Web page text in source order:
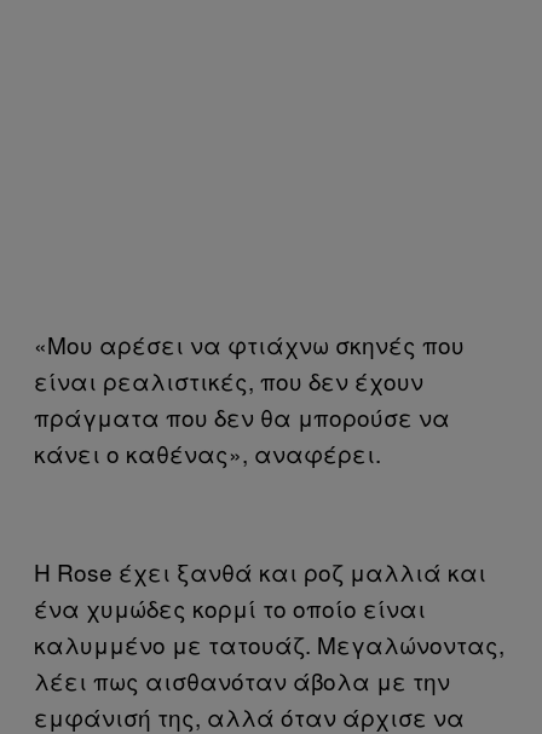
«Μου αρέσει να φτιάχνω σκηνές που
είναι ρεαλιστικές, που δεν έχουν
πράγματα που δεν θα μπορούσε να
κάνει ο καθένας», αναφέρει.
Η Rose έχει ξανθά και ροζ μαλλιά και
ένα χυμώδες κορμί το οποίο είναι
καλυμμένο με τατουάζ. Μεγαλώνοντας,
λέει πως αισθανόταν άβολα με την
εμφάνισή της, αλλά όταν άρχισε να